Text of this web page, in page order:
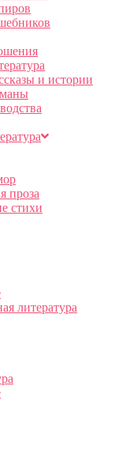
и истории
проза
стихи
литература